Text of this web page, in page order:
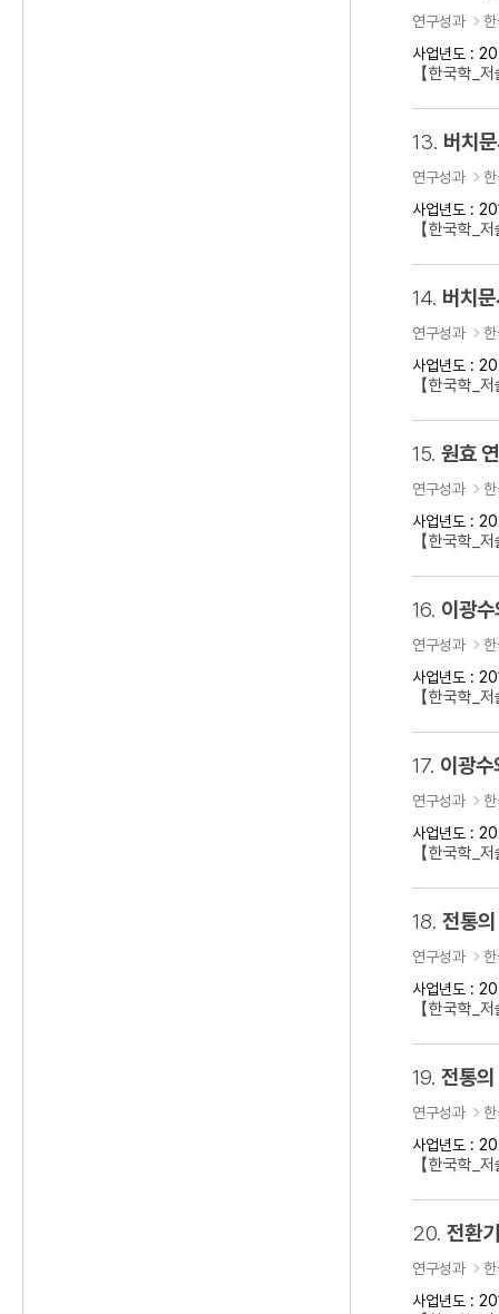
연구성과
사업년도 :
【한국학_
13. 버치
연구성과
사업년도 :
【한국학_
14. 버치
연구성과
사업년도 :
【한국학_
15. 원효
연구성과
사업년도 :
【한국학_
16. 이광
연구성과
사업년도 :
【한국학_
17. 이광
연구성과
사업년도 :
【한국학_
18. 전통
연구성과
사업년도 :
【한국학_
19. 전통
연구성과
사업년도 :
【한국학_
20. 전환
연구성과
사업년도 :